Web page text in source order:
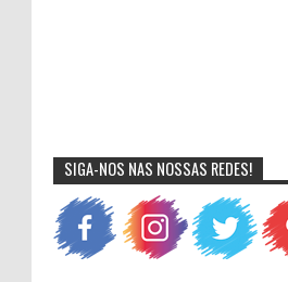
SIGA-NOS NAS NOSSAS REDES!